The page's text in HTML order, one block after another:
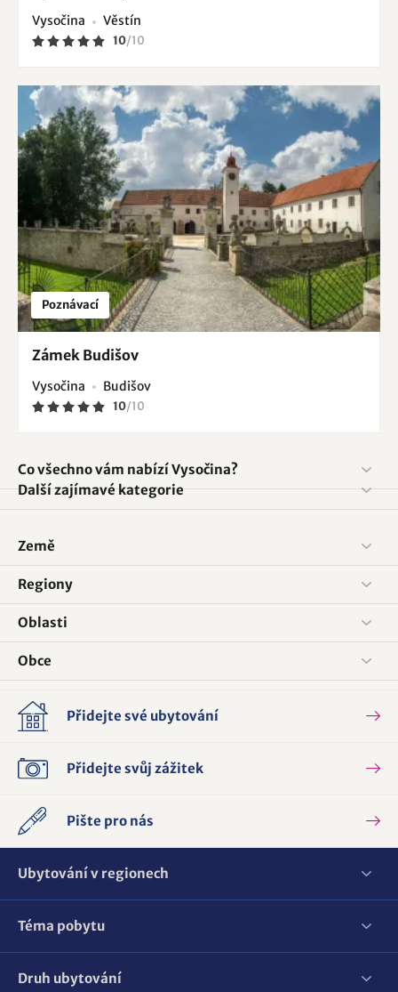
Vysočina Věstín
10/10
Poznávací
Zámek Budišov
Vysočina Budišov
10/10
Co všechno vám nabízí Vysočina?
Další zajímavé kategorie
Země
Regiony
Oblasti
Obce
Přidejte své ubytování
Přidejte svůj zážitek
Pište pro nás
Ubytování v regionech
Téma pobytu
Druh ubytování